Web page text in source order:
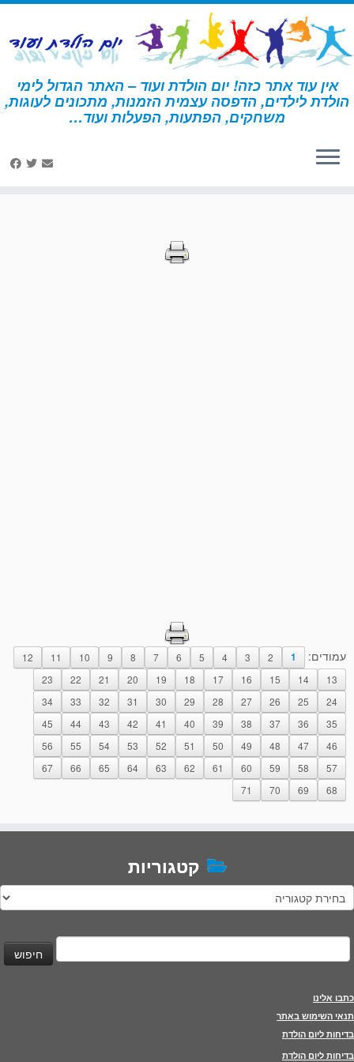
דלג
לתוכן
אין עוד אתר כזה! יום הולדת ועוד – האתר הגדול לימי
הולדת לילדים, הדפסה עצמית הזמנות, מתכונים לעוגות,
משחקים, הפתעות, הפעלות ועוד… דף הבית » הדפסות – קאובוי
הדפסות – קאובוי
עמודים: 1
2
3
4
5
6
7
8
9
10
11
12
13
14
15
16
17
18
19
20
21
22
23
24
25
26
27
28
29
30
31
32
33
34
35
36
37
38
39
40
41
42
43
44
45
46
47
48
49
50
51
52
53
54
55
56
57
58
59
60
61
62
63
64
65
66
67
68
69
70
71
קטגוריות
קטגוריות
כתבו אלינו
תנאי השימוש באתר
בדיחות ליום הולדת
בדיחות ליום הולדת